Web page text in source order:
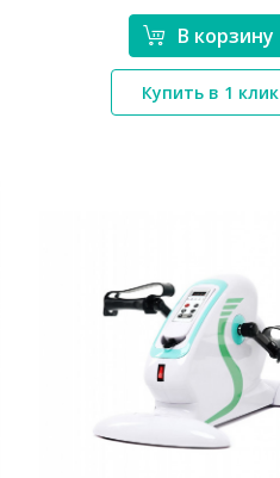
*}
В корзину
Купить в 1 клик